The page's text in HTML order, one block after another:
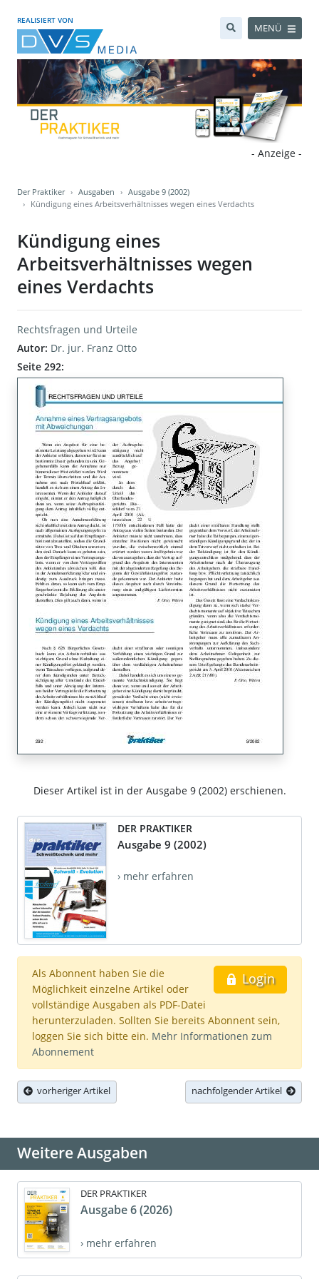
REALISIERT VON
MENÜ
- Anzeige -
Der Praktiker Ausgaben
Ausgabe 9 (2002)
Kündigung eines Arbeitsverhältnisses wegen eines Verdachts
Kündigung eines
Arbeitsverhältnisses wegen
eines Verdachts
Rechtsfragen und Urteile
Autor: Dr. jur. Franz Otto
Seite 292:
Dieser Artikel ist in der Ausgabe 9 (2002) erschienen.
DER PRAKTIKER
Ausgabe 9 (2002)
› mehr erfahren
Login
Als Abonnent haben Sie die
Möglichkeit einzelne Artikel oder
vollständige Ausgaben als PDF-Datei
herunterzuladen. Sollten Sie bereits Abonnent sein,
loggen Sie sich bitte ein. Mehr Informationen zum
Abonnement
vorheriger Artikel nachfolgender Artikel
Weitere Ausgaben
DER PRAKTIKER
Ausgabe 6 (2026)
› mehr erfahren